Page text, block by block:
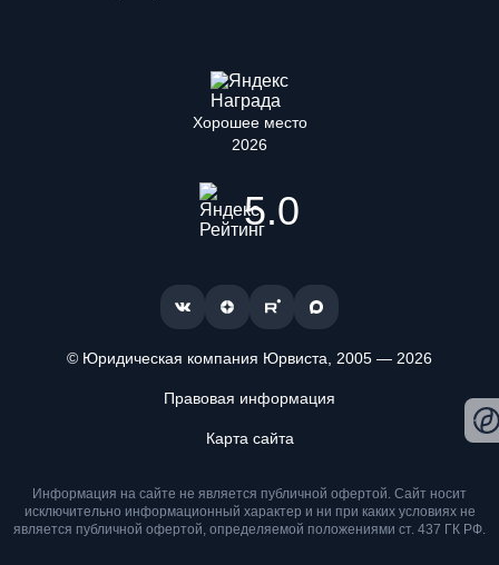
Хорошее место
2026
5.0
© Юридическая компания Юрвиста, 2005 — 2026
Правовая информация
Карта сайта
Информация на сайте не является публичной офертой. Cайт носит
исключительно информационный характер и ни при каких условиях не
является публичной офертой, определяемой положениями ст. 437 ГК РФ.
Мы используем файлы cookie. Оставаясь на сайте, вы
подтверждаете, что ознакомлены и принимаете условия
программами.